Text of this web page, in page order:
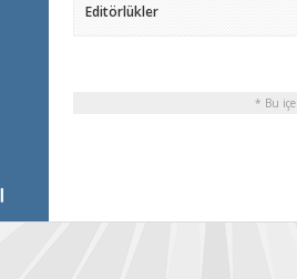
Editörlükler
* Bu